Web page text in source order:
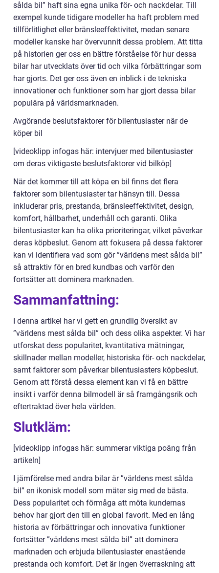
sålda bil” haft sina egna unika för- och nackdelar. Till
exempel kunde tidigare modeller ha haft problem med
tillförlitlighet eller bränsleeffektivitet, medan senare
modeller kanske har övervunnit dessa problem. Att titta
på historien ger oss en bättre förståelse för hur dessa
bilar har utvecklats över tid och vilka förbättringar som
har gjorts. Det ger oss även en inblick i de tekniska
innovationer och funktioner som har gjort dessa bilar
populära på världsmarknaden.
Avgörande beslutsfaktorer för bilentusiaster när de
köper bil
[videoklipp infogas här: intervjuer med bilentusiaster
om deras viktigaste beslutsfaktorer vid bilköp]
När det kommer till att köpa en bil finns det flera
faktorer som bilentusiaster tar hänsyn till. Dessa
inkluderar pris, prestanda, bränsleeffektivitet, design,
komfort, hållbarhet, underhåll och garanti. Olika
bilentusiaster kan ha olika prioriteringar, vilket påverkar
deras köpbeslut. Genom att fokusera på dessa faktorer
kan vi identifiera vad som gör ”världens mest sålda bil”
så attraktiv för en bred kundbas och varför den
fortsätter att dominera marknaden.
Sammanfattning:
I denna artikel har vi gett en grundlig översikt av
”världens mest sålda bil” och dess olika aspekter. Vi har
utforskat dess popularitet, kvantitativa mätningar,
skillnader mellan modeller, historiska för- och nackdelar,
samt faktorer som påverkar bilentusiasters köpbeslut.
Genom att förstå dessa element kan vi få en bättre
insikt i varför denna bilmodell är så framgångsrik och
eftertraktad över hela världen.
Slutkläm:
[videoklipp infogas här: summerar viktiga poäng från
artikeln]
I jämförelse med andra bilar är ”världens mest sålda
bil” en ikonisk modell som mäter sig med de bästa.
Dess popularitet och förmåga att möta kundernas
behov har gjort den till en global favorit. Med en lång
historia av förbättringar och innovativa funktioner
fortsätter ”världens mest sålda bil” att dominera
marknaden och erbjuda bilentusiaster enastående
prestanda och komfort. Det är ingen överraskning att